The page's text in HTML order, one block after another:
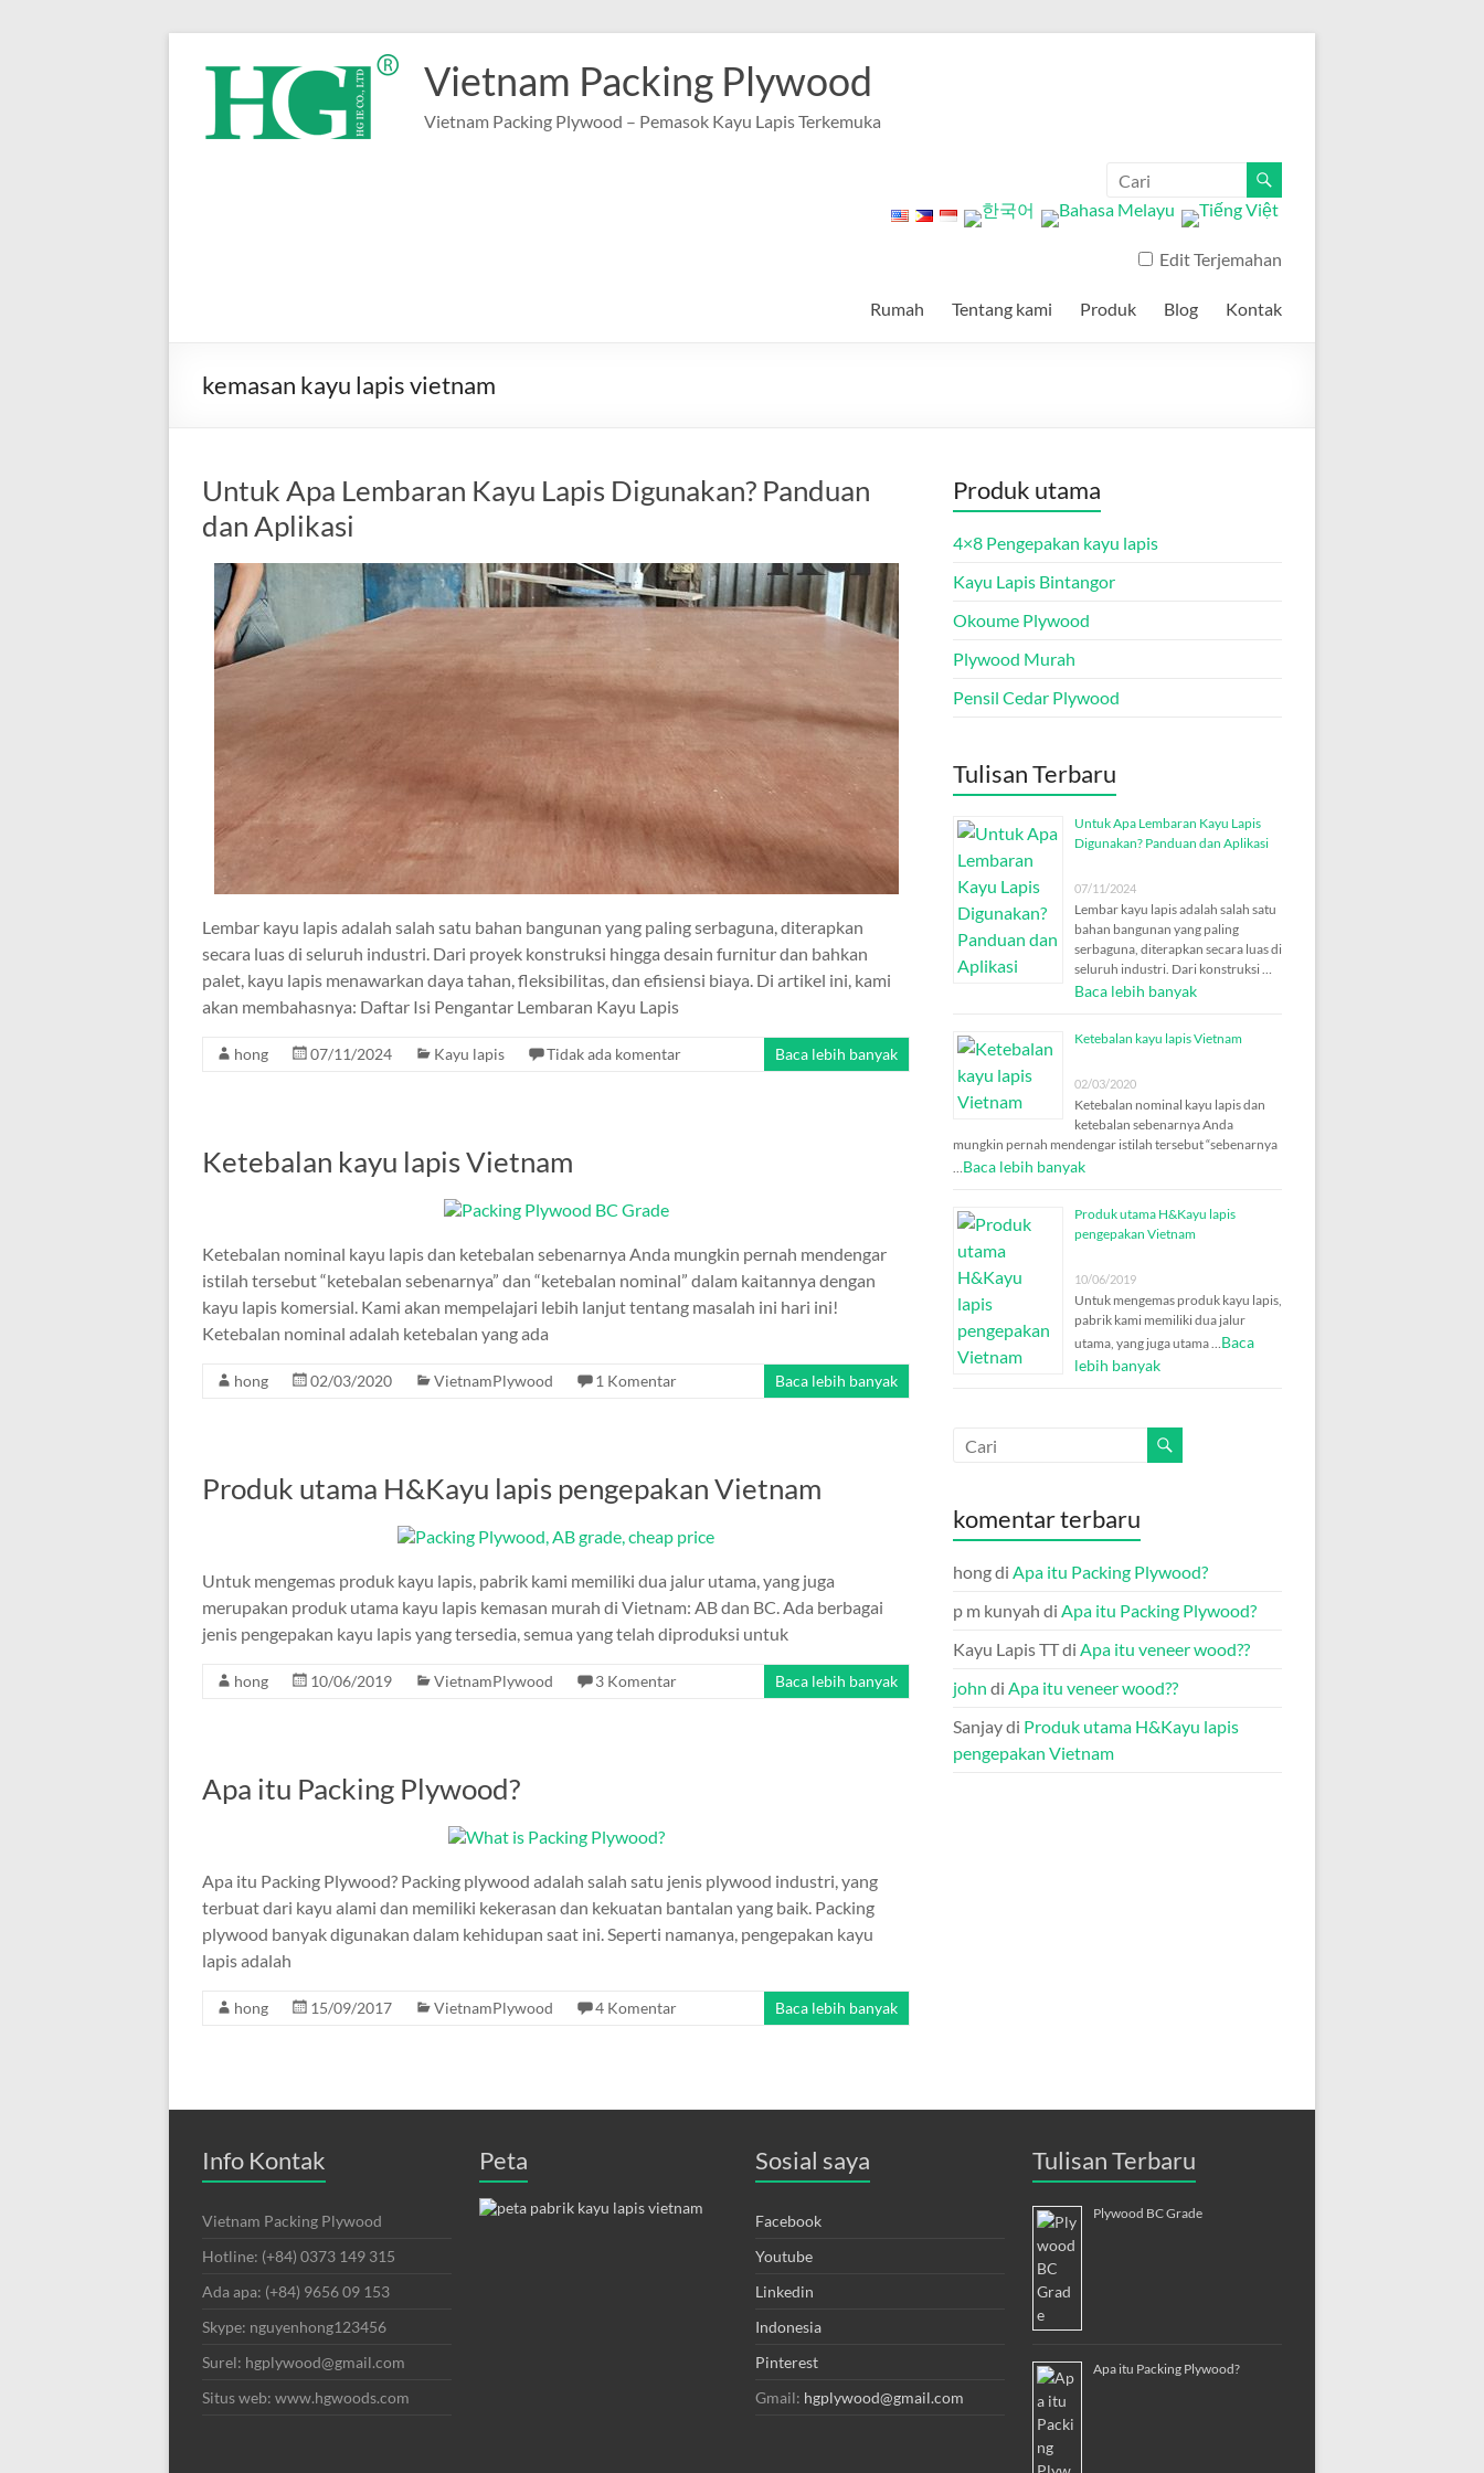
Vietnam Packing Plywood
Vietnam Packing Plywood – Pemasok Kayu Lapis Terkemuka
Edit Terjemahan
Rumah Tentang kami Produk Blog Kontak
kemasan kayu lapis vietnam
Untuk Apa Lembaran Kayu Lapis Digunakan? Panduan
dan Aplikasi
Lembar kayu lapis adalah salah satu bahan bangunan yang paling serbaguna, diterapkan
secara luas di seluruh industri. Dari proyek konstruksi hingga desain furnitur dan bahkan
palet, kayu lapis menawarkan daya tahan, fleksibilitas, dan efisiensi biaya. Di artikel ini, kami
akan membahasnya: Daftar Isi Pengantar Lembaran Kayu Lapis
hong 07/11/2024 Kayu lapis Tidak ada komentar Baca lebih banyak
Ketebalan kayu lapis Vietnam
Ketebalan nominal kayu lapis dan ketebalan sebenarnya Anda mungkin pernah mendengar
istilah tersebut “ketebalan sebenarnya” dan “ketebalan nominal” dalam kaitannya dengan
kayu lapis komersial. Kami akan mempelajari lebih lanjut tentang masalah ini hari ini!
Ketebalan nominal adalah ketebalan yang ada
hong 02/03/2020 VietnamPlywood 1 Komentar Baca lebih banyak
Produk utama H&Kayu lapis pengepakan Vietnam
Untuk mengemas produk kayu lapis, pabrik kami memiliki dua jalur utama, yang juga
merupakan produk utama kayu lapis kemasan murah di Vietnam: AB dan BC. Ada berbagai
jenis pengepakan kayu lapis yang tersedia, semua yang telah diproduksi untuk
hong 10/06/2019 VietnamPlywood 3 Komentar Baca lebih banyak
Apa itu Packing Plywood?
Apa itu Packing Plywood? Packing plywood adalah salah satu jenis plywood industri, yang
terbuat dari kayu alami dan memiliki kekerasan dan kekuatan bantalan yang baik. Packing
plywood banyak digunakan dalam kehidupan saat ini. Seperti namanya, pengepakan kayu
lapis adalah
hong 15/09/2017 VietnamPlywood 4 Komentar Baca lebih banyak
Produk utama
4×8 Pengepakan kayu lapis
Kayu Lapis Bintangor
Okoume Plywood
Plywood Murah
Pensil Cedar Plywood
Tulisan Terbaru
Untuk Apa Lembaran Kayu Lapis
Digunakan? Panduan dan Aplikasi
07/11/2024
Lembar kayu lapis adalah salah satu
bahan bangunan yang paling
serbaguna, diterapkan secara luas di
seluruh industri. Dari konstruksi …
Baca lebih banyak
Ketebalan kayu lapis Vietnam
02/03/2020
Ketebalan nominal kayu lapis dan
ketebalan sebenarnya Anda
mungkin pernah mendengar istilah tersebut “sebenarnya
…Baca lebih banyak
Produk utama H&Kayu lapis
pengepakan Vietnam
10/06/2019
Untuk mengemas produk kayu lapis,
pabrik kami memiliki dua jalur
utama, yang juga utama …Baca
lebih banyak
komentar terbaru
hongdi Apa itu Packing Plywood?
p m kunyah di Apa itu Packing Plywood?
Kayu Lapis TTdi Apa itu veneer wood??
john di Apa itu veneer wood??
Sanjaydi Produk utama H&Kayu lapis
pengepakan Vietnam
Info Kontak
Vietnam Packing Plywood
Hotline: (+84) 0373 149 315
Ada apa: (+84) 9656 09 153
Skype: nguyenhong123456
Surel: hgplywood@gmail.com
Situs web: www.hgwoods.com
Peta Sosial saya
Facebook
Youtube
Linkedin
Indonesia
Pinterest
Gmail: hgplywood@gmail.com
Tulisan Terbaru
Plywood BC Grade
Apa itu Packing Plywood?